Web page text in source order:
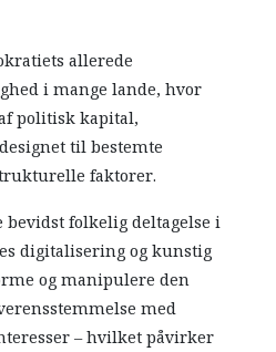
allerede
i mange lande, hvor
politisk kapital,
til bestemte
faktorer.
folkelig deltagelse i
digitalisering og kunstig
og manipulere den
med
– hvilket påvirker